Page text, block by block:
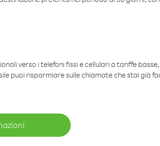
verso i telefoni fissi e cellulari a tariffe basse,
puoi risparmiare sulle chiamate che stai già